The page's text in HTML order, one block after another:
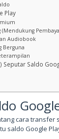
Play
Audiobook
Berguna
Seputar Saldo
cara transfer
saldo Google